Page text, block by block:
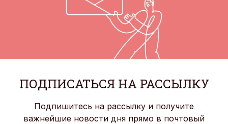
ПОДПИСАТЬСЯ НА РАССЫЛКУ
Подпишитесь на рассылку и получите
важнейшие новости дня прямо в почтовый